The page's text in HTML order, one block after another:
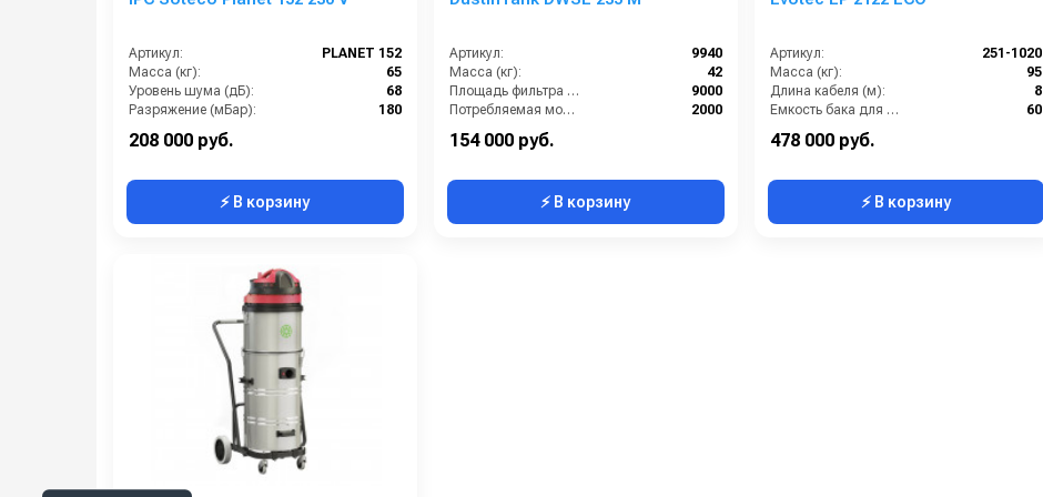
Артикул:
PLANET 152
Масса (кг):
65
Уровень шума (дБ):
68
Разряжение (мБар):
180
Размеры (ДхШхВ):
208 000 руб.
⚡ В корзину
Артикул:
9940
Масса (кг):
42
Площадь фильтра (см2):
9000
Потребляемая мощность (Вт):
2000
Разряжение (мБар):
154 000 руб.
⚡ В корзину
Артикул:
251-1020
Масса (кг):
95
Длина кабеля (м):
8
Емкость бака для мусора (л):
60
478 000 руб.
⚡ В корзину